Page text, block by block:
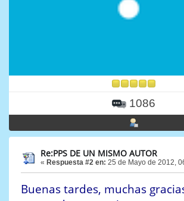
1086
Re:PPS DE UN MISMO AUTOR
« Respuesta #2 en: 25 de Mayo de 2012,
Buenas tardes, muchas